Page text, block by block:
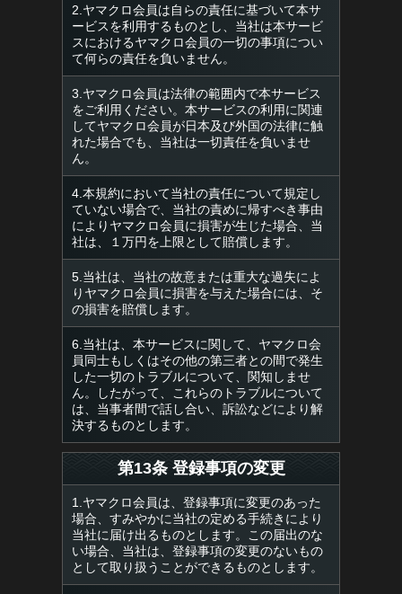
2.ヤマクロ会員は自らの責任に基づいて本サ
ービスを利用するものとし、当社は本サービ
スにおけるヤマクロ会員の一切の事項につい
て何らの責任を負いません。
3.ヤマクロ会員は法律の範囲内で本サービス
をご利用ください。本サービスの利用に関連
してヤマクロ会員が日本及び外国の法律に触
れた場合でも、当社は一切責任を負いませ
ん。
4.本規約において当社の責任について規定し
ていない場合で、当社の責めに帰すべき事由
によりヤマクロ会員に損害が生じた場合、当
社は、１万円を上限として賠償します。
5.当社は、当社の故意または重大な過失によ
りヤマクロ会員に損害を与えた場合には、そ
の損害を賠償します。
6.当社は、本サービスに関して、ヤマクロ会
員同士もしくはその他の第三者との間で発生
した一切のトラブルについて、関知しませ
ん。したがって、これらのトラブルについて
は、当事者間で話し合い、訴訟などにより解
決するものとします。
第13条 登録事項の変更
1.ヤマクロ会員は、登録事項に変更のあった
場合、すみやかに当社の定める手続きにより
当社に届け出るものとします。この届出のな
い場合、当社は、登録事項の変更のないもの
として取り扱うことができるものとします。